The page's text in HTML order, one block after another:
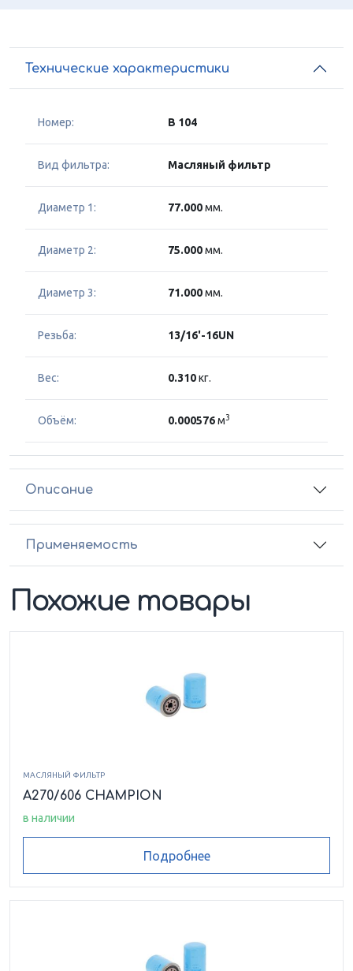
Технические характеристики
Номер: B 104
Вид фильтра: Масляный фильтр
Диаметр 1: 77.000мм.
Диаметр 2: 75.000мм.
Диаметр 3: 71.000мм.
Резьба: 13/16'-16UN
Вес: 0.310кг.
Объём: 0.000576м3
Описание
Применяемость
Похожие товары
МАСЛЯНЫЙ ФИЛЬТР
A270/606 CHAMPION
в наличии
Подробнее